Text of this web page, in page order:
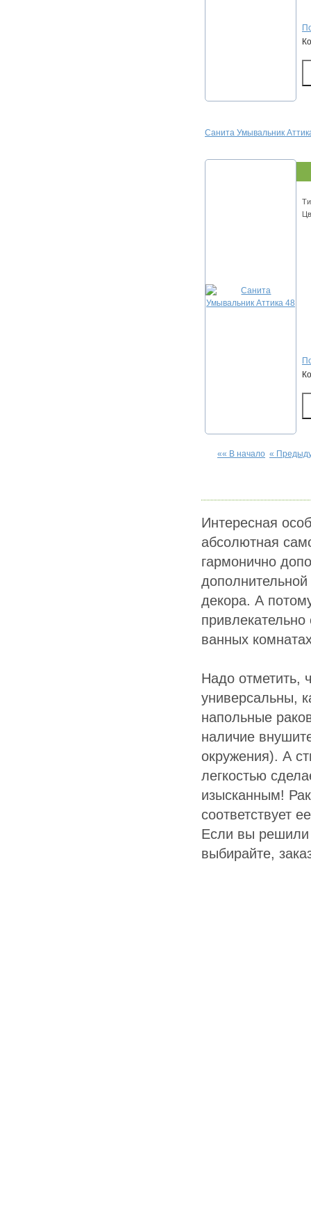
Санита Умывальник
«« В начало «
Интересная
абсолютная
гармонично
декора. А
ванных
Надо отметить,
универсальны,
напольные
наличие
окружения). А
легкостью
изысканным!
соответствует
Если вы решили
выбирайте,